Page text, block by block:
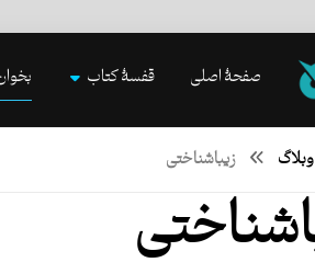
صفحۀ اصلی قفسۀ کتاب
وبلاگ زیباشناختی